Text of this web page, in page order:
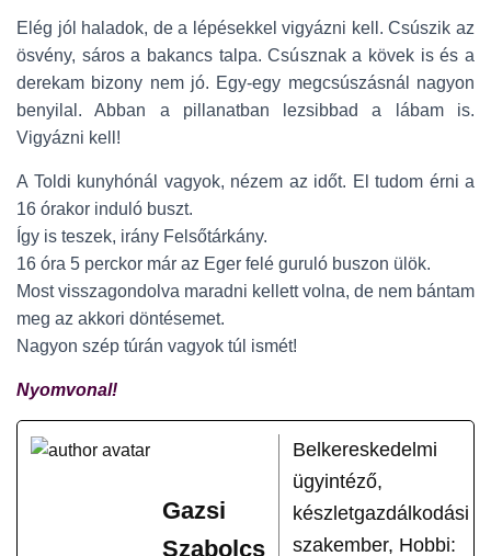
Elég jól haladok, de a lépésekkel vigyázni kell. Csúszik az
ösvény, sáros a bakancs talpa. Csúsznak a kövek is és a
derekam bizony nem jó. Egy-egy megcsúszásnál nagyon
benyilal. Abban a pillanatban lezsibbad a lábam is.
Vigyázni kell!
A Toldi kunyhónál vagyok, nézem az időt. El tudom érni a
16 órakor induló buszt.
Így is teszek, irány Felsőtárkány.
16 óra 5 perckor már az Eger felé guruló buszon ülök.
Most visszagondolva maradni kellett volna, de nem bántam
meg az akkori döntésemet.
Nagyon szép túrán vagyok túl ismét!
Nyomvonal!
Gazsi
Szabolcs
Belkereskedelmi
ügyintéző,
készletgazdálkodási
szakember, Hobbi: